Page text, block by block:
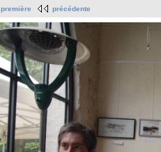
première précédente